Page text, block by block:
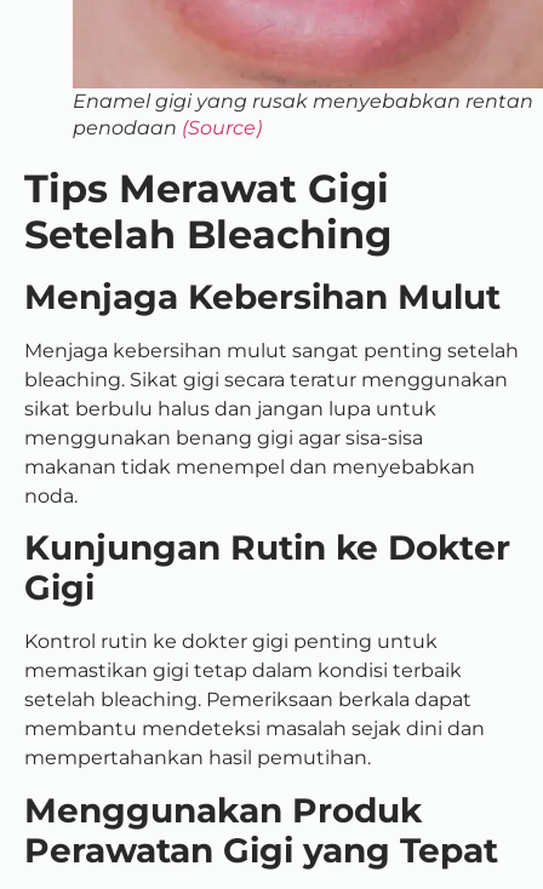
Enamel gigi yang rusak menyebabkan rentan
penodaan (Source)
Tips Merawat Gigi
Setelah Bleaching
Menjaga Kebersihan Mulut
Menjaga kebersihan mulut sangat penting setelah
bleaching. Sikat gigi secara teratur menggunakan
sikat berbulu halus dan jangan lupa untuk
menggunakan benang gigi agar sisa-sisa
makanan tidak menempel dan menyebabkan
noda.
Kunjungan Rutin ke Dokter
Gigi
Kontrol rutin ke dokter gigi penting untuk
memastikan gigi tetap dalam kondisi terbaik
setelah bleaching. Pemeriksaan berkala dapat
membantu mendeteksi masalah sejak dini dan
mempertahankan hasil pemutihan.
Menggunakan Produk
Perawatan Gigi yang Tepat